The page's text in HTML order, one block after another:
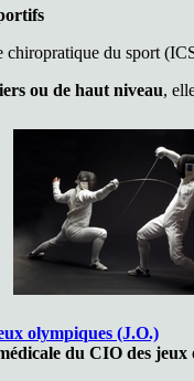
chiropratique du sport
ou de haut niveau,
olympiques (J.O.)
du CIO des jeux